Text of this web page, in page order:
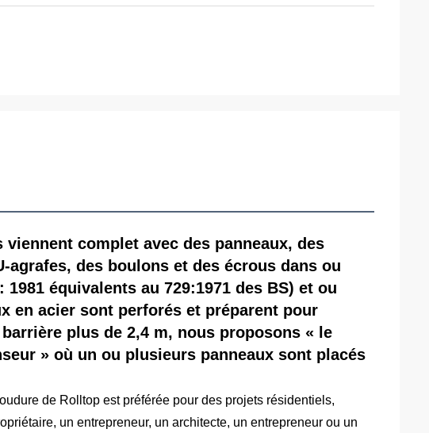
viennent complet avec des panneaux, des
agrafes, des boulons et des écrous dans ou
équivalents au 729:1971 des BS) et ou
en acier sont perforés et préparent pour
plus de 2,4 m, nous proposons « le
» où un ou plusieurs panneaux sont placés
de Rolltop est préférée pour des projets résidentiels,
un entrepreneur, un architecte, un entrepreneur ou un